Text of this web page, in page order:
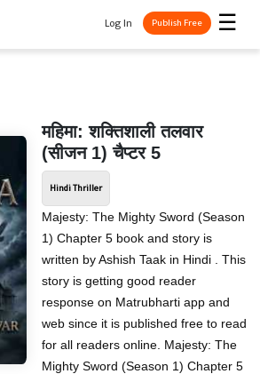
☰
Log In Publish Free
महिमा: शक्तिशाली तलवार
(सीजन 1) चैप्टर 5
Hindi Thriller
Majesty: The Mighty Sword (Season
1) Chapter 5 book and story is
written by Ashish Taak in Hindi . This
story is getting good reader
response on Matrubharti app and
web since it is published free to read
for all readers online. Majesty: The
Mighty Sword (Season 1) Chapter 5